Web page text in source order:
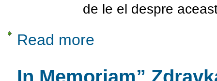
de le el despre
Read more
„In Memoriam”